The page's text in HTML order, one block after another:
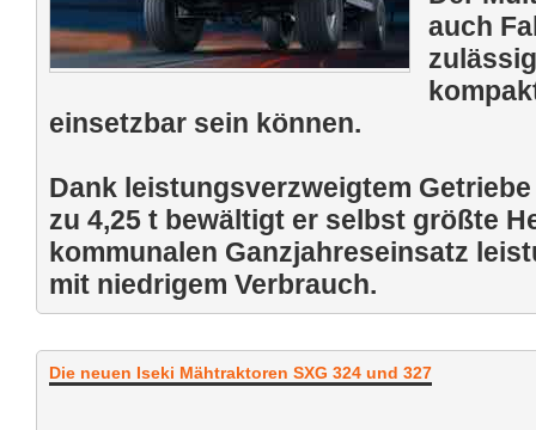
auch
einsetzbar sein können.
Dank leistungsverzweigtem
zu 4,25 t bewältigt er selbst größte
kommunalen Ganzjahreseinsatz
mit niedrigem Verbrauch.
Die neuen Iseki Mähtraktoren SXG 324 und 327